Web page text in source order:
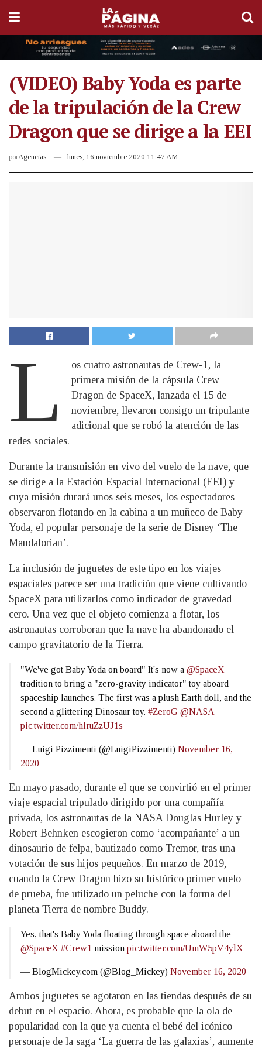
(VIDEO) Baby Yoda es parte
de la tripulación de la Crew
Dragon que se dirige a la EEI
porAgencias lunes, 16 noviembre 2020 11:47 AM
L
os cuatro astronautas de Crew-1, la
primera misión de la cápsula Crew
Dragon de SpaceX, lanzada el 15 de
noviembre, llevaron consigo un tripulante
adicional que se robó la atención de las
redes sociales.
Durante la transmisión en vivo del vuelo de la nave, que
se dirige a la Estación Espacial Internacional (EEI) y
cuya misión durará unos seis meses, los espectadores
observaron flotando en la cabina a un muñeco de Baby
Yoda, el popular personaje de la serie de Disney ‘The
Mandalorian’.
La inclusión de juguetes de este tipo en los viajes
espaciales parece ser una tradición que viene cultivando
SpaceX para utilizarlos como indicador de gravedad
cero. Una vez que el objeto comienza a flotar, los
astronautas corroboran que la nave ha abandonado el
campo gravitatorio de la Tierra.
"We've got Baby Yoda on board" It's now a @SpaceX
tradition to bring a "zero-gravity indicator" toy aboard
spaceship launches. The first was a plush Earth doll, and the
second a glittering Dinosaur toy. #ZeroG @NASA
pic.twitter.com/hlruZzUJ1s
— Luigi Pizzimenti (@LuigiPizzimenti) November 16,
2020
En mayo pasado, durante el que se convirtió en el primer
viaje espacial tripulado dirigido por una compañía
privada, los astronautas de la NASA Douglas Hurley y
Robert Behnken escogieron como ‘acompañante’ a un
dinosaurio de felpa, bautizado como Tremor, tras una
votación de sus hijos pequeños. En marzo de 2019,
cuando la Crew Dragon hizo su histórico primer vuelo
de prueba, fue utilizado un peluche con la forma del
planeta Tierra de nombre Buddy.
Yes, that's Baby Yoda floating through space aboard the
@SpaceX #Crew1 mission pic.twitter.com/UmW5pV4ylX
— BlogMickey.com (@Blog_Mickey) November 16, 2020
Ambos juguetes se agotaron en las tiendas después de su
debut en el espacio. Ahora, es probable que la ola de
popularidad con la que ya cuenta el bebé del icónico
personaje de la saga ‘La guerra de las galaxias’, aumente